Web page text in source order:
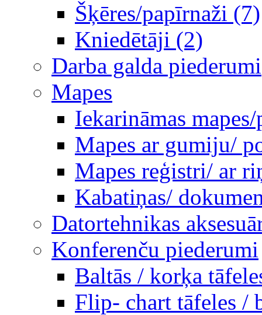
Šķēres/papīrnaži (7)
Kniedētāji (2)
Darba galda piederumi
Mapes
Iekarināmas
Mapes ar gumiju/
Mapes reģistri/ ar
Kabatiņas/
Datortehnikas
Konferenču piederumi
Baltās / korķa
Flip- chart tāfeles /